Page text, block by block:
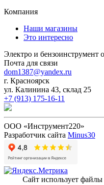
Компания
Наши магазины
Это интересно
Электро и бензоинструмент
Почта для связи
dom1387@yandex.ru
г. Красноярск
ул. Калинина 43, склад 25
+7 (913) 175-16-11
ООО «Инструмент220»
Разработчик сайта Minus30
Сайт использует файлы